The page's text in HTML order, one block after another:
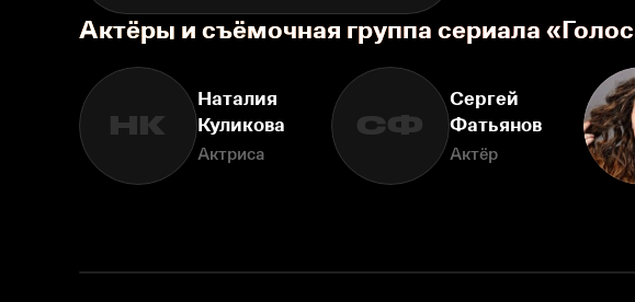
Актёры и съёмочная группа сериала
НК
Наталия
Куликова
Актриса
СФ
Сергей
Фатьянов
Актёр